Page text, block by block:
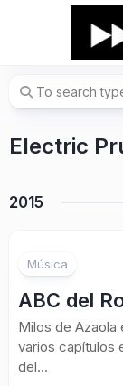
Electric
2015
Música
ABC del
Milos de Azaola
varios capítulos
del...